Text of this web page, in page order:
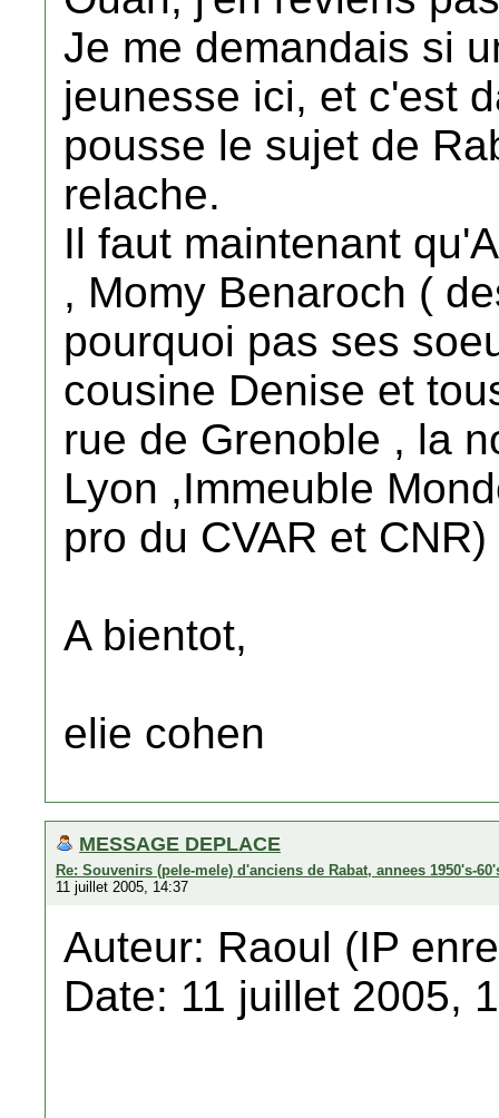
Je me demandais si
jeunesse ici, et c'est
pousse le sujet de
relache.
Il faut maintenant
, Momy Benaroch (
pourquoi pas ses
cousine Denise et
rue de Grenoble , la
Lyon ,Immeuble
pro du CVAR et
A bientot,
elie cohen
MESSAGE DEPLACE
Re: Souvenirs (pele-mele) d'anciens de Rabat, annees 1950's-
11 juillet 2005, 14:37
Auteur: Raoul (IP
Date: 11 juillet 2005,